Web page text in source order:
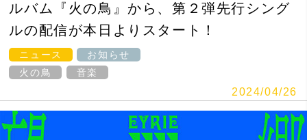
ルバム『火の鳥』から、第２弾先行シング
ルの配信が本日よりスタート！
ニュース
お知らせ
火の鳥
音楽
2024/04/26